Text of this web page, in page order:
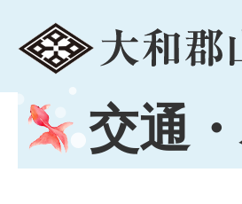
交通